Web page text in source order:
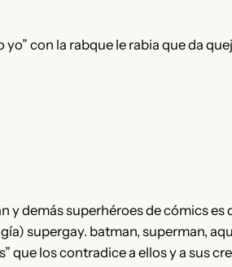
yo” con la rabque le rabia que da
y demás superhéroes de cómics
supergay. batman, superman,
que los contradice a ellos y a sus